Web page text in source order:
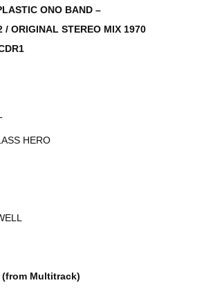
ONO BAND –
/ ORIGINAL STEREO MIX 1970
HERO
(from Multitrack)